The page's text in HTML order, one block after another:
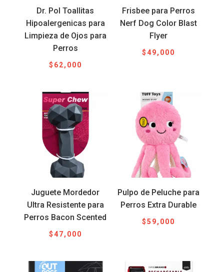
Dr. Pol Toallitas
Hipoalergenicas para
Limpieza de Ojos para
Perros
$ 62,000
Frisbee para Perros
Nerf Dog Color Blast
Flyer
$49,000
Juguete Mordedor
Ultra Resistente para
Perros Bacon Scented
$47,000
Pulpo de Peluche para
Perros Extra Durable
$59,000